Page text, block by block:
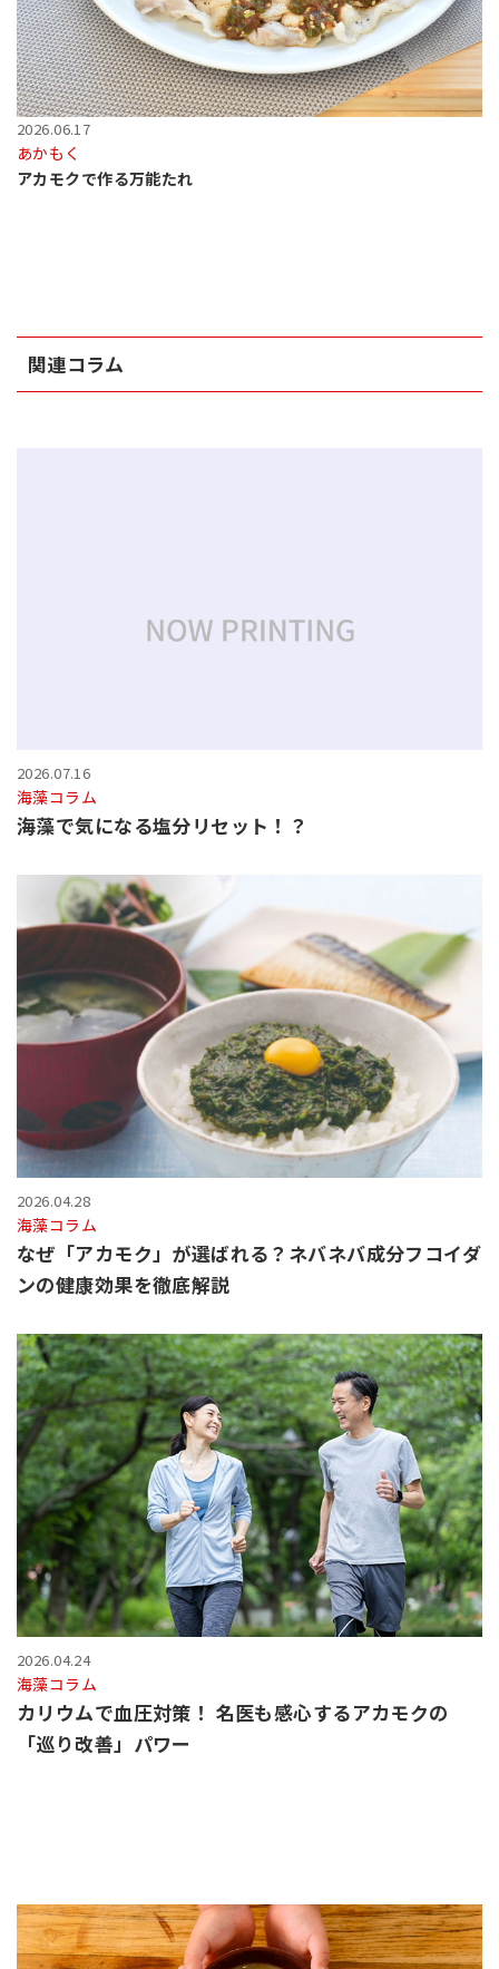
2026.06.17
あかもく
アカモクで作る万能たれ
関連コラム
2026.07.16
海藻コラム
海藻で気になる塩分リセット！？
2026.04.28
海藻コラム
なぜ「アカモク」が選ばれる？ネバネバ成分フコイダ
ンの健康効果を徹底解説
2026.04.24
海藻コラム
カリウムで血圧対策！ 名医も感心するアカモクの
「巡り改善」パワー